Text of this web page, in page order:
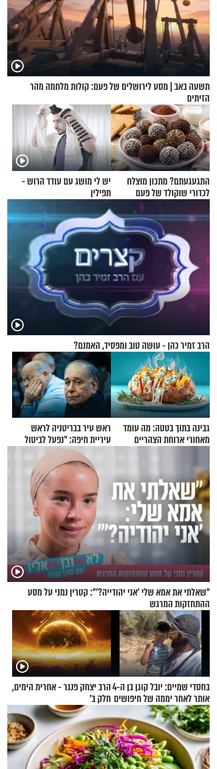
תשעה באב | מסע לירושלים של פעם: קולות מלחמה מהר
הזיתים
התגעגעתם? מתכון מוצלח
לכדורי שוקולד של פעם
יש לי מושג עם עודד הרוש -
תפילין
הרב זמיר כהן - עושה טוב ומפסיד, האמנם?
גבינה בתוך בטטה: מה עומד
מאחורי ארוחת הצהריים
ראש עיר בבריטניה לראש
עיריית חיפה: ״נפעל לביטול
ברית הערים התאומות״
"שאלתי את אמא שלי 'אני יהודייה?'": קטרין נמני על מסע
ההתחזקות המרגש
בחסדי שמיים: יובל קוגן בן ה-4
אותר לאחר יממה של חיפושים
הרב יצחק פנגר - אחרית הימים,
חלק ב’